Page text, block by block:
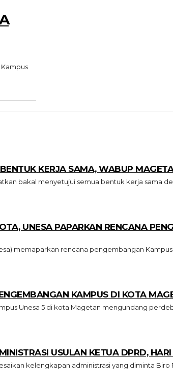
KERJA SAMA, WABUP
bakal menyetujui semua bentuk kerja sama
UNESA PAPARKAN RENCANA
memaparkan rencana pengembangan Kampus
KAMPUS DI KOTA
Unesa 5 di kota Magetan mengundang
USULAN KETUA DPRD,
kelengkapan administrasi yang diminta